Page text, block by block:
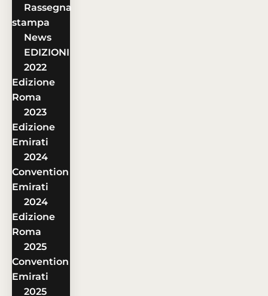
Rassegna
stampa
News
EDIZIONI
2022
Edizione
Roma
2023
Edizione
Emirati
2024
Convention
Emirati
2024
Edizione
Roma
2025
Convention
Emirati
2025